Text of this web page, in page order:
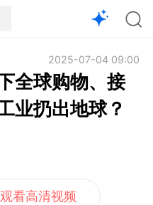
2025-07-04 09:00
全球购物、接
业扔出地球？
看高清视频